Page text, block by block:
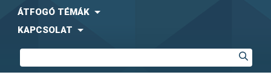
ÁTFOGÓ TÉMÁK
KAPCSOLAT